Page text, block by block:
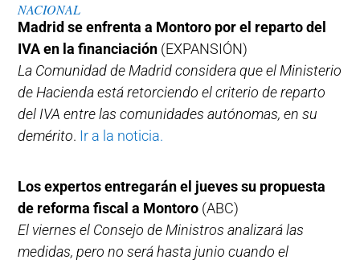
NACIONAL
Madrid se enfrenta a Montoro por el reparto del
IVA en la financiación (EXPANSIÓN)
La Comunidad de Madrid considera que el Ministerio
de Hacienda está retorciendo el criterio de reparto
del IVA entre las comunidades autónomas, en su
demérito. Ir a la noticia.
Los expertos entregarán el jueves su propuesta
de reforma fiscal a Montoro (ABC)
El viernes el Consejo de Ministros analizará las
medidas, pero no será hasta junio cuando el